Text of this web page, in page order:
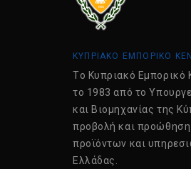
ΚΥΠΡΙΑΚΟ ΕΜΠΟΡΙΚΟ
Tο Κυπριακό Εμπορικό
το 1983 από το
και Βιομηχανίας της
προβολή και
προϊόντων και
Ελλάδας.